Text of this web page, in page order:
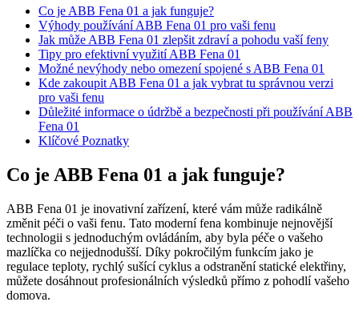
Co je ABB Fena 01 a jak funguje?
Výhody používání ABB Fena 01 pro vaši fenu
Jak může ABB Fena 01 zlepšit zdraví a pohodu vaší feny
Tipy pro efektivní využití ABB Fena 01
Možné nevýhody nebo omezení spojené s ABB Fena 01
Kde zakoupit ABB Fena 01 a jak vybrat tu správnou verzi
pro vaši fenu
Důležité informace o údržbě a bezpečnosti při používání ABB
Fena 01
Klíčové Poznatky
Co je ABB Fena 01 a jak funguje?
ABB Fena 01 je inovativní zařízení, které vám může radikálně
změnit péči o vaši fenu. Tato moderní fena kombinuje nejnovější
technologii s jednoduchým ovládáním, aby byla péče o vašeho
mazlíčka co nejjednodušší. Díky pokročilým funkcím jako je
regulace teploty, rychlý sušící cyklus a odstranění statické elektřiny,
můžete dosáhnout profesionálních výsledků přímo z pohodlí vašeho
domova.